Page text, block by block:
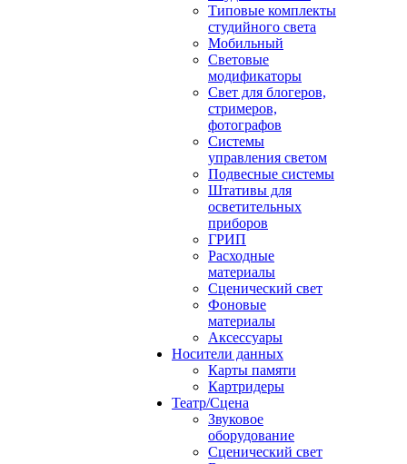
Типовые комплекты
студийного света
Мобильный
Световые
модификаторы
Свет для блогеров,
стримеров,
фотографов
Системы
управления светом
Подвесные системы
Штативы для
осветительных
приборов
ГРИП
Расходные
материалы
Сценический свет
Фоновые
материалы
Аксессуары
Носители данных
Карты памяти
Картридеры
Театр/Сцена
Звуковое
оборудование
Сценический свет